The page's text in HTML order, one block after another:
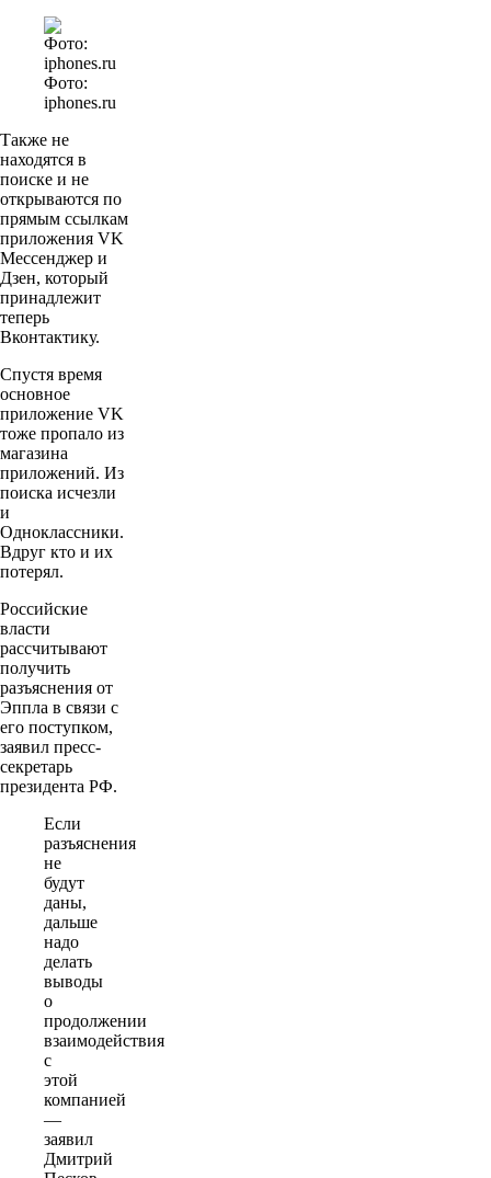
Фото:
iphones.ru
Также не
находятся в
поиске и не
открываются по
прямым ссылкам
приложения VK
Мессенджер и
Дзен, который
принадлежит
теперь
Вконтактику.
Спустя время
основное
приложение VK
тоже пропало из
магазина
приложений. Из
поиска исчезли
и
Одноклассники.
Вдруг кто и их
потерял.
Российские
власти
рассчитывают
получить
разъяснения от
Эппла в связи с
его поступком,
заявил пресс-
секретарь
президента РФ.
Если
разъяснения
не
будут
даны,
дальше
надо
делать
выводы
о
продолжении
взаимодействия
с
этой
компанией
—
заявил
Дмитрий